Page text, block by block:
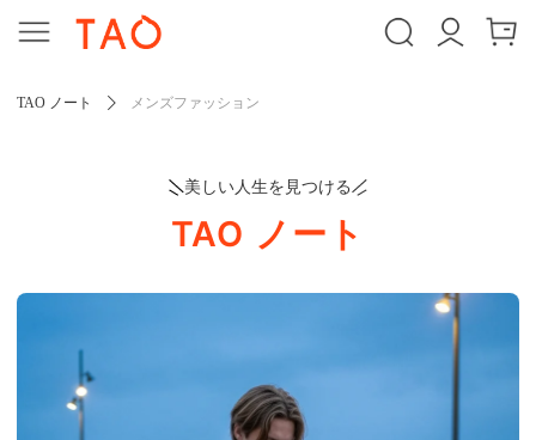
TAO ノート メンズファッション
美しい人生を見つける
TAO ノート